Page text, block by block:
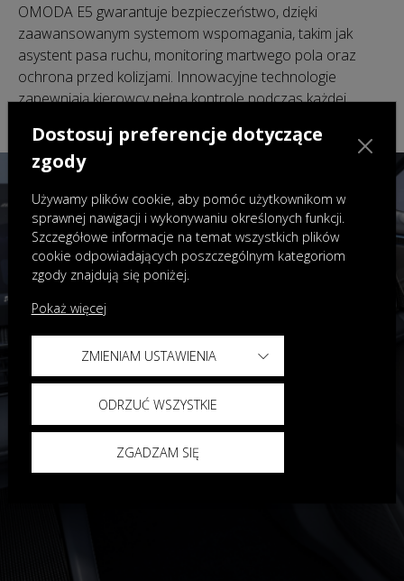
OMODA E5 gwarantuje bezpieczeństwo, dzięki
zaawansowanym systemom wspomagania, takim jak
asystent pasa ruchu, monitoring martwego pola oraz
ochrona przed kolizjami. Innowacyjne technologie
zapewniają kierowcy pełną kontrolę podczas każdej
Dostosuj preferencje dotyczące
zgody
Używamy plików cookie, aby pomóc użytkownikom w
sprawnej nawigacji i wykonywaniu określonych funkcji.
Szczegółowe informacje na temat wszystkich plików
cookie odpowiadających poszczególnym kategoriom
zgody znajdują się poniżej.
Pokaż więcej
ZMIENIAM USTAWIENIA
ODRZUĆ WSZYSTKIE
ZGADZAM SIĘ